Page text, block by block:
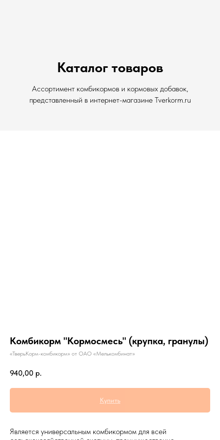
Каталог товаров
Ассортимент комбикормов и кормовых добавок,
представленный в интернет-магазине Tverkorm.ru
Комбикорм "Кормосмесь" (крупка, гранулы)
«ТверьКорм-комбикорм» от ОАО «Мелькомбинат»
940,00 р.
Купить
Является универсальным комбикормом для всей